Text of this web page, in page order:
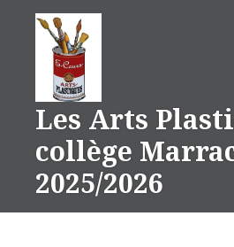
Les Arts
collège
2025/2026